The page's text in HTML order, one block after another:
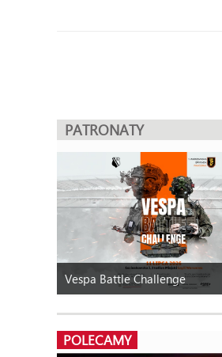
PATRONATY
Vespa Battle Challenge
POLECAMY